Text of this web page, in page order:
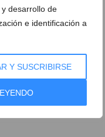
desarrollo de
e identificación a
Y SUSCRIBIRSE
que cada verano